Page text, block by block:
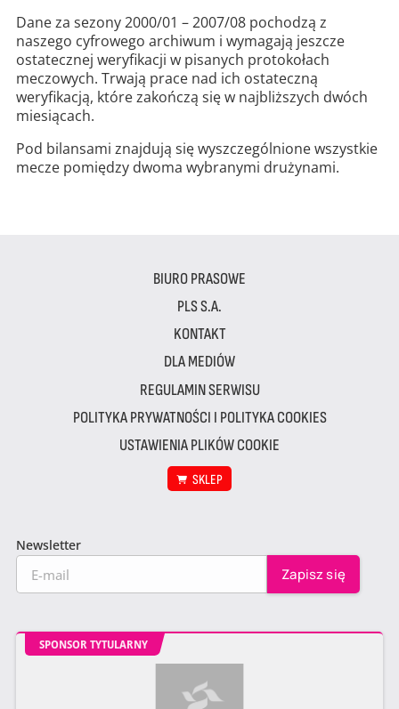
Dane za sezony 2000/01 – 2007/08 pochodzą z
naszego cyfrowego archiwum i wymagają jeszcze
ostatecznej weryfikacji w pisanych protokołach
meczowych. Trwają prace nad ich ostateczną
weryfikacją, które zakończą się w najbliższych dwóch
miesiącach.
Pod bilansami znajdują się wyszczególnione wszystkie
mecze pomiędzy dwoma wybranymi drużynami.
BIURO PRASOWE
PLS S.A.
KONTAKT
DLA MEDIÓW
REGULAMIN SERWISU
POLITYKA PRYWATNOŚCI I POLITYKA COOKIES
USTAWIENIA PLIKÓW COOKIE
SKLEP
Newsletter
SPONSOR TYTULARNY